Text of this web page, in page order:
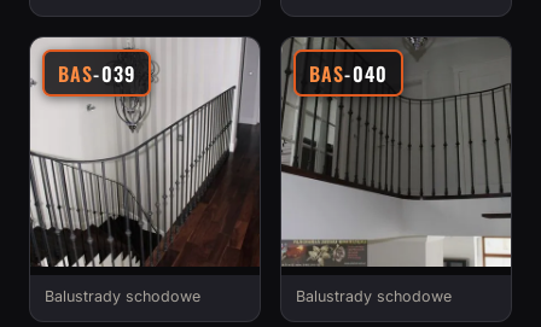
BAS-039
Balustrady schodowe
BAS-040
Balustrady schodowe